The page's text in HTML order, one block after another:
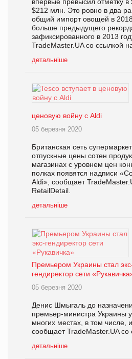
$212 млн. Это ровно в два
общий импорт овощей в
больше предыдущего
зафиксированного в 2013
TradeMaster.UA со ссылкой
детальніше
ценовую войну с Aldi
05 березня 2020
Британская сеть
отпускные цены сотен
магазинах с уровнем цен
полках появятся надписи
Aldi», сообщает
RetailDetail.
детальніше
Премьером Украины стал
гендиректор сети
05 березня 2020
Денис Шмыгаль до
премьер-министра Украины
многих местах, в том числе,
сообщает TradeMaster.UA со
детальніше